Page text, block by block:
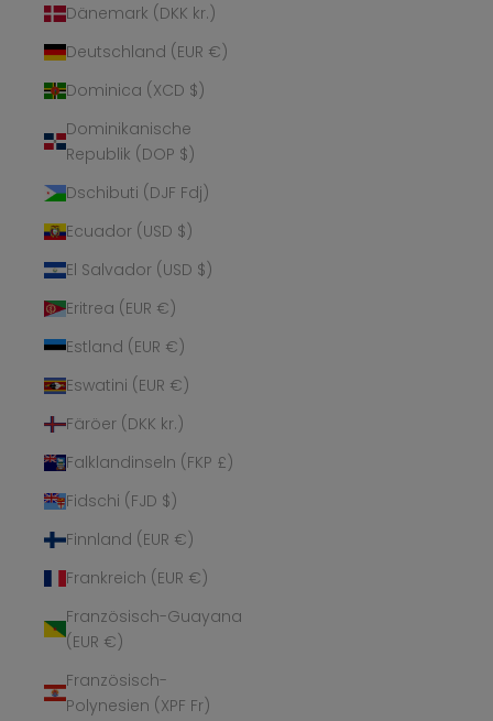
Dänemark (DKK kr.)
Deutschland (EUR €)
Dominica (XCD $)
Dominikanische
Republik (DOP $)
Dschibuti (DJF Fdj)
Ecuador (USD $)
El Salvador (USD $)
Eritrea (EUR €)
Estland (EUR €)
Eswatini (EUR €)
Färöer (DKK kr.)
Falklandinseln (FKP £)
Fidschi (FJD $)
Finnland (EUR €)
Frankreich (EUR €)
Französisch-Guayana
(EUR €)
Französisch-
Polynesien (XPF Fr)